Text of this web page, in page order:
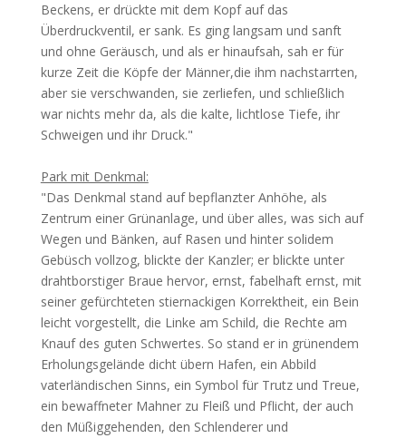
Beckens, er drückte mit dem Kopf auf das
Überdruckventil, er sank. Es ging langsam und sanft
und ohne Geräusch, und als er hinaufsah, sah er für
kurze Zeit die Köpfe der Männer,die ihm nachstarrten,
aber sie verschwanden, sie zerliefen, und schließlich
war nichts mehr da, als die kalte, lichtlose Tiefe, ihr
Schweigen und ihr Druck."
Park mit Denkmal:
"Das Denkmal stand auf bepflanzter Anhöhe, als
Zentrum einer Grünanlage, und über alles, was sich auf
Wegen und Bänken, auf Rasen und hinter solidem
Gebüsch vollzog, blickte der Kanzler; er blickte unter
drahtborstiger Braue hervor, ernst, fabelhaft ernst, mit
seiner gefürchteten stiernackigen Korrektheit, ein Bein
leicht vorgestellt, die Linke am Schild, die Rechte am
Knauf des guten Schwertes. So stand er in grünendem
Erholungsgelände dicht übern Hafen, ein Abbild
vaterländischen Sinns, ein Symbol für Trutz und Treue,
ein bewaffneter Mahner zu Fleiß und Pflicht, der auch
den Müßiggehenden, den Schlenderer und